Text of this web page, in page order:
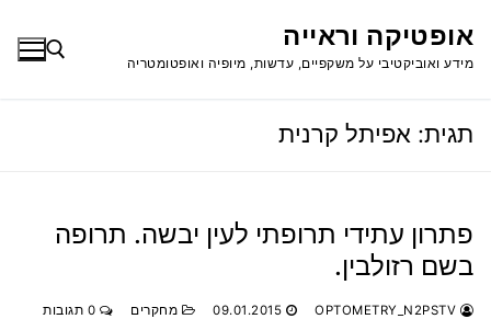
לתוכןאופטיקה וראייה
מידע ואוביקטיבי על משקפיים, עדשות, מיופיה ואופטומטריה
תגית: אפיתל קרנית
פתרון עתידי תרופתי לעין יבשה. תרופה
בשם רזולבין.
09.01.2015 מחקרים